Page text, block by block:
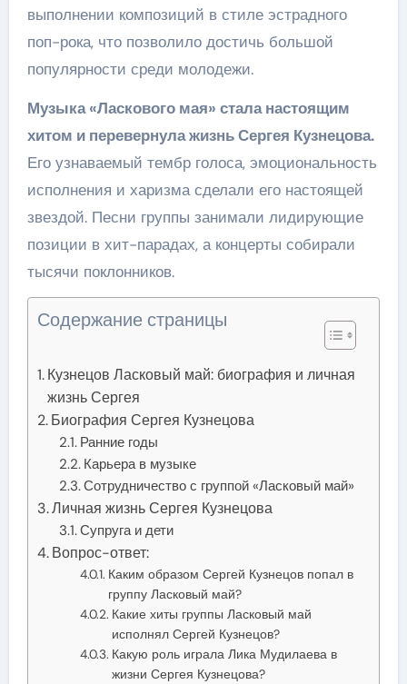
выполнении композиций в стиле эстрадного
поп-рока, что позволило достичь большой
популярности среди молодежи.
Музыка «Ласкового мая» стала настоящим
хитом и перевернула жизнь Сергея Кузнецова.
Его узнаваемый тембр голоса, эмоциональность
исполнения и харизма сделали его настоящей
звездой. Песни группы занимали лидирующие
позиции в хит-парадах, а концерты собирали
тысячи поклонников.
Содержание страницы
Кузнецов Ласковый май: биография и личная
жизнь Сергея
Биография Сергея Кузнецова
Ранние годы
Карьера в музыке
Сотрудничество с группой «Ласковый май»
Личная жизнь Сергея Кузнецова
Супруга и дети
Вопрос-ответ:
Каким образом Сергей Кузнецов попал в
группу Ласковый май?
Какие хиты группы Ласковый май
исполнял Сергей Кузнецов?
Какую роль играла Лика Мудилаева в
жизни Сергея Кузнецова?